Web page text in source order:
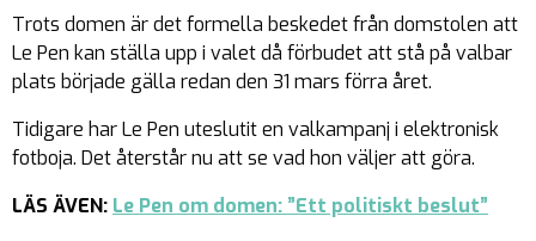
Trots domen är det formella beskedet från domstolen att
Le Pen kan ställa upp i valet då förbudet att stå på valbar
plats började gälla redan den 31 mars förra året.
Tidigare har Le Pen uteslutit en valkampanj i elektronisk
fotboja. Det återstår nu att se vad hon väljer att göra.
LÄS ÄVEN: Le Pen om domen: ”Ett politiskt beslut”